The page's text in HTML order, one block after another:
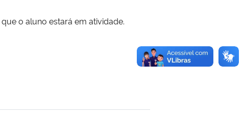
o aluno estará em atividade.